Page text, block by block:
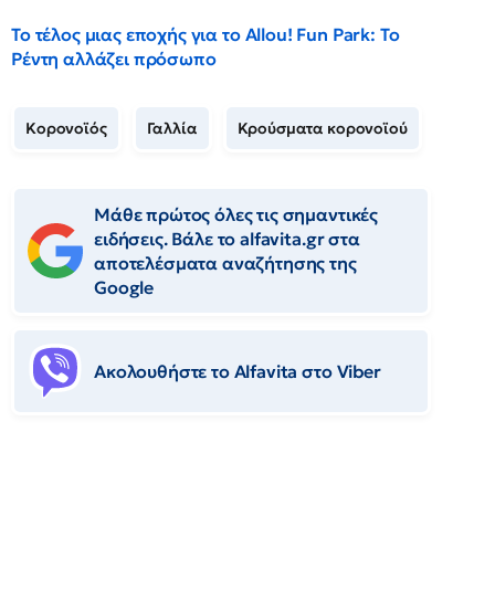
Το τέλος μιας εποχής για το Allou! Fun Park: Το
Ρέντη αλλάζει πρόσωπο
Κορονοϊός Γαλλία Κρούσματα κορονοϊού
Μάθε πρώτος όλες τις σημαντικές
ειδήσεις. Βάλε το alfavita.gr στα
αποτελέσματα αναζήτησης της
Google
Ακολουθήστε το Αlfavita στο Viber